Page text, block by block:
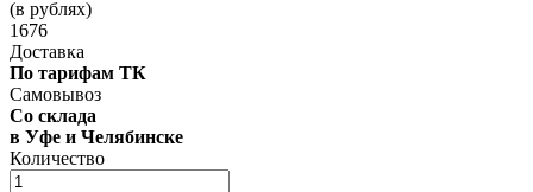
(в рублях)
1676
Доставка
По тарифам ТК
Самовывоз
Со склада
в Уфе и Челябинске
Количество